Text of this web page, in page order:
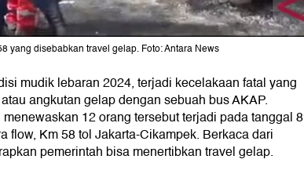
yang disebabkan travel gelap. Foto: Antara News
mudik lebaran 2024, terjadi kecelakaan fatal yang
angkutan gelap dengan sebuah bus AKAP.
12 orang tersebut terjadi pada tanggal 8
flow, Km 58 tol Jakarta-Cikampek. Berkaca dari
pemerintah bisa menertibkan travel gelap.